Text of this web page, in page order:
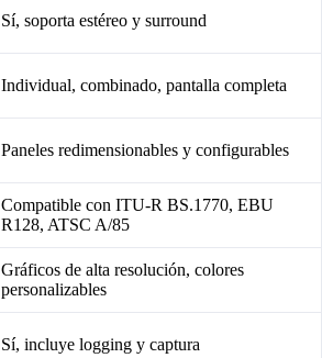
Sí, soporta estéreo y surround
Individual, combinado, pantalla completa
Paneles redimensionables y configurables
Compatible con ITU-R BS.1770, EBU
R128, ATSC A/85
Gráficos de alta resolución, colores
personalizables
Sí, incluye logging y captura